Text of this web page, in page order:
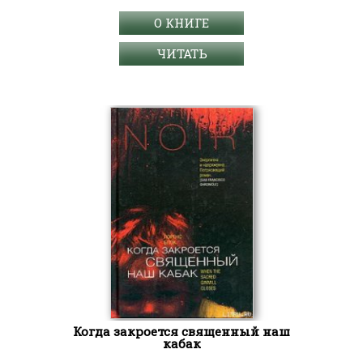
О КНИГЕ
ЧИТАТЬ
Когда закроется священный наш
кабак